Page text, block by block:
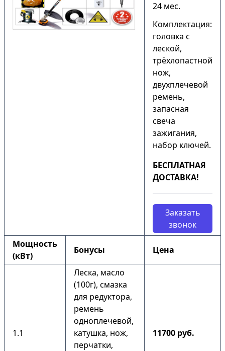
24 мес.
Комплектация:
головка с
леской,
трёхлопастной
нож,
двухплечевой
ремень,
запасная
свеча
зажигания,
набор ключей.
БЕСПЛАТНАЯ
ДОСТАВКА!
Заказать
звонок
Мощность
(кВт)
Бонусы Цена
1.1
Леска, масло
(100г), смазка
для редуктора,
ремень
одноплечевой,
катушка, нож,
перчатки,
11700 руб.